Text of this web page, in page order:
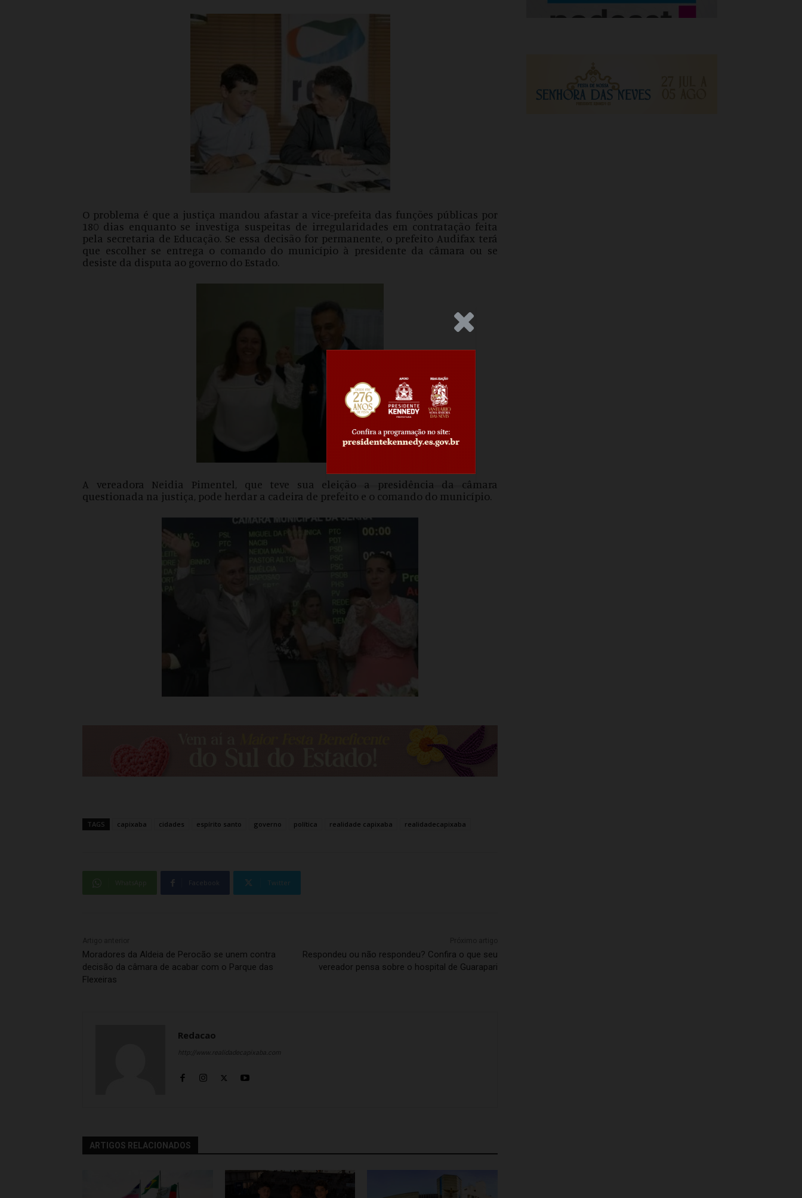
O problema é que a justiça mandou afastar a vice-prefeita das funções públicas por
180 dias enquanto se investiga suspeitas de irregularidades em contratação feita
pela secretaria de Educação. Se essa decisão for permanente, o prefeito Audifax terá
que escolher se entrega o comando do município à presidente da câmara ou se
desiste da disputa ao governo do Estado.
A vereadora Neidia Pimentel, que teve sua eleição a presidência da câmara
questionada na justiça, pode herdar a cadeira de prefeito e o comando do município.
TAGS capixaba cidades espírito santo governo política realidade capixaba realidadecapixaba
Facebook Twitter
Moradores da Aldeia de Perocão se unem contra
decisão da câmara de acabar com o Parque das
Flexeiras
Respondeu ou não respondeu? Confira o que seu
vereador pensa sobre o hospital de Guarapari
Redacao
http://www.realidadecapixaba.com
ARTIGOS RELACIONADOS